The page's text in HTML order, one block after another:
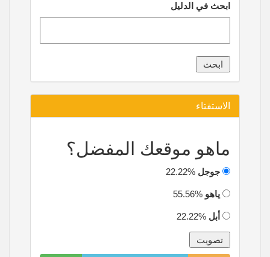
ابحث في الدليل
الاستفتاء
ماهو موقعك المفضل؟
جوجل
ياهو
أبل